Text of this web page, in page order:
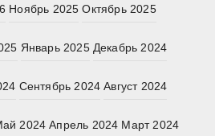
Ноябрь 2025 Октябрь 2025
Январь 2025 Декабрь 2024
Сентябрь 2024 Август 2024
2024 Апрель 2024 Март 2024